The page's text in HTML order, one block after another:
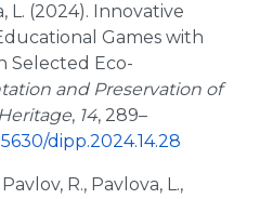
L. (2024). Innovative
Games with
Selected Eco-
and Preservation of
, 14, 289–
dipp.2024.14.28
R., Pavlova, L.,